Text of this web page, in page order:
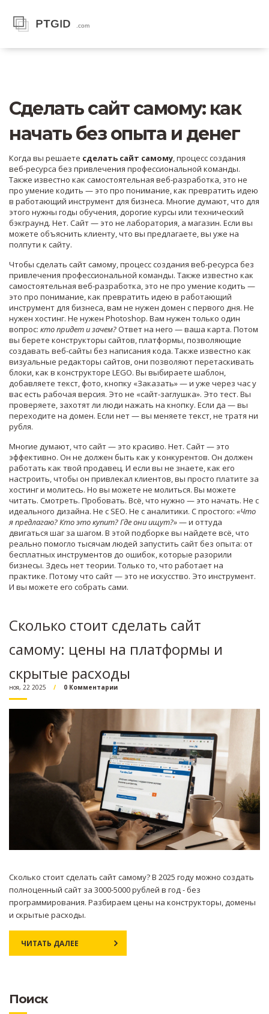
Сделать сайт самому: как
начать без опыта и денег
Когда вы решаете сделать сайт самому,процесс создания
веб-ресурса без привлечения профессиональной команды.
Также известно как самостоятельная веб-разработка, это не
про умение кодить — это про понимание, как превратить идею
в работающий инструмент для бизнеса. Многие думают, что для
этого нужны годы обучения, дорогие курсы или технический
бэкграунд. Нет. Сайт — это не лаборатория, а магазин. Если вы
можете объяснить клиенту, что вы предлагаете, вы уже на
полпути к сайту.
Чтобы сделать сайт самому,процесс создания веб-ресурса без
привлечения профессиональной команды. Также известно как
самостоятельная веб-разработка, это не про умение кодить —
это про понимание, как превратить идею в работающий
инструмент для бизнеса, вам не нужен домен с первого дня. Не
нужен хостинг. Не нужен Photoshop. Вам нужен только один
вопрос: кто придет и зачем?Ответ на него — ваша карта. Потом
вы берете конструкторы сайтов,платформы, позволяющие
создавать веб-сайты без написания кода. Также известно как
визуальные редакторы сайтов, они позволяют перетаскивать
блоки, как в конструкторе LEGO. Вы выбираете шаблон,
добавляете текст, фото, кнопку «Заказать» — и уже через час у
вас есть рабочая версия. Это не «сайт-заглушка». Это тест. Вы
проверяете, захотят ли люди нажать на кнопку. Если да — вы
переходите на домен. Если нет — вы меняете текст, не тратя ни
рубля.
Многие думают, что сайт — это красиво. Нет. Сайт — это
эффективно. Он не должен быть как у конкурентов. Он должен
работать как твой продавец. И если вы не знаете, как его
настроить, чтобы он привлекал клиентов, вы просто платите за
хостинг и молитесь. Но вы можете не молиться. Вы можете
читать. Смотреть. Пробовать. Всё, что нужно — это начать. Не с
идеального дизайна. Не с SEO. Не с аналитики. С простого: «Что
я предлагаю? Кто это купит? Где они ищут?»— и оттуда
двигаться шаг за шагом. В этой подборке вы найдете всё, что
реально помогло тысячам людей запустить сайт без опыта: от
бесплатных инструментов до ошибок, которые разорили
бизнесы. Здесь нет теории. Только то, что работает на
практике. Потому что сайт — это не искусство. Это инструмент.
И вы можете его собрать сами.
Сколько стоит сделать сайт
самому: цены на платформы и
скрытые расходы
ноя, 22 2025 0 Комментарии
Сколько стоит сделать сайт самому? В 2025 году можно создать
полноценный сайт за 3000-5000 рублей в год - без
программирования. Разбираем цены на конструкторы, домены
и скрытые расходы.
ЧИТАТЬ ДАЛЕЕ
Поиск